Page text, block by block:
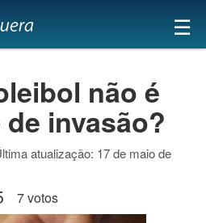
×
☰
não é
invasão?
atualização: 17 de maio de
7 votos